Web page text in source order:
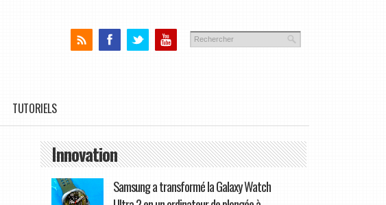
TUTORIELS
Innovation
Samsung a transformé la Galaxy Watch